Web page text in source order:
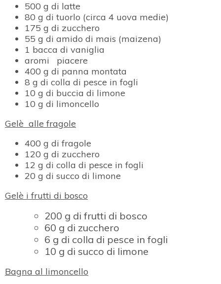
500 g di latte
80 g di tuorlo (circa 4 uova medie)
175 g di zucchero
55 g di amido di mais (maizena)
1 bacca di vaniglia
aromi piacere
400 g di panna montata
8 g di colla di pesce in fogli
10 g di buccia di limone
10 g di limoncello
Gelè alle fragole
400 g di fragole
120 g di zucchero
12 g di colla di pesce in fogli
20 g di succo di limone
Gelè i frutti di bosco
200 g di frutti di bosco
60 g di zucchero
6 g di colla di pesce in fogli
10 g di succo di limone
Bagna al limoncello